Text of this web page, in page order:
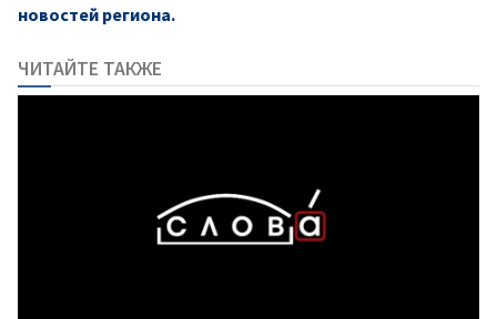
новостей региона.
ЧИТАЙТЕ ТАКЖЕ